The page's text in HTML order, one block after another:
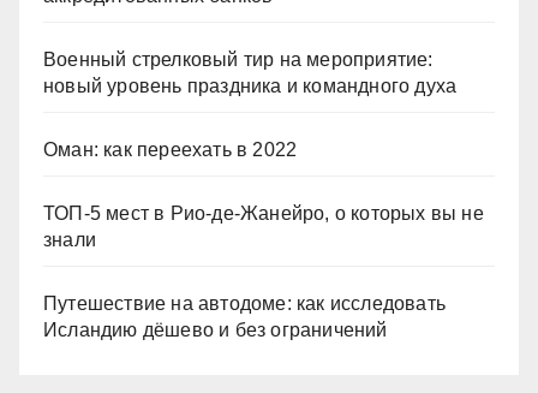
Военный стрелковый тир на мероприятие:
новый уровень праздника и командного духа
Оман: как переехать в 2022
ТОП-5 мест в Рио-де-Жанейро, о которых вы не
знали
Путешествие на автодоме: как исследовать
Исландию дёшево и без ограничений